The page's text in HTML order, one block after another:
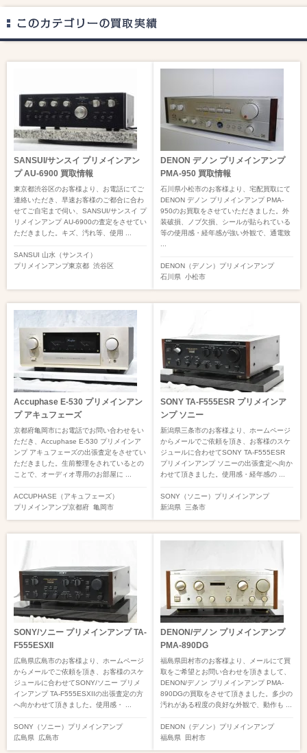
SANSUI/サンスイ プリメインアン
プ AU-6900 買取情報
東京都渋谷区のお客様より、お電話にてご
連絡いただき、早速お客様のご都合に合わ
せてご自宅まで伺い、SANSUI/サンスイ プ
リメインアンプ AU-6900の査定をさせてい
ただきました。キズ、汚れ等、使用 ...
SANSUI 山水（サンスイ）
プリメインアンプ東京都 渋谷区
DENON デノン プリメインアンプ
PMA-950 買取情報
石川県小松市のお客様より、宅配買取にて
DENON デノン プリメインアンプ PMA-
950のお買取をさせていただきました。外
装破損、ノブ欠損、シールが貼られている
等の使用感・経年感が強い外観で、通電致
DENON（デノン） プリメインアンプ
石川県 小松市
Accuphase E-530 プリメインアン
プ アキュフェーズ
京都府亀岡市にお電話でお問い合わせをい
ただき、Accuphase E-530 プリメインア
ンプ アキュフェーズの出張査定をさせてい
ただきました。生前整理をされているとの
ことで、オーディオ専用のお部屋に ...
ACCUPHASE（アキュフェーズ）
プリメインアンプ京都府 亀岡市
SONY TA-F555ESR プリメインア
ンプ ソニー
新潟県三条市のお客様より、ホームページ
からメールでご依頼を頂き、お客様のスケ
ジュールに合わせてSONY TA-F555ESR
プリメインアンプ ソニーの出張査定へ向か
わせて頂きました。使用感・経年感の ...
SONY（ソニー） プリメインアンプ
新潟県
三条市
SONY/ソニー プリメインアンプ TA-
F555ESXII
広島県広島市のお客様より、ホームページ
からメールでご依頼を頂き、お客様のスケ
ジュールに合わせてSONY/ソニー プリメ
インアンプ TA-F555ESXIIの出張査定の方
へ向かわせて頂きました。使用感・ ...
SONY（ソニー） プリメインアンプ
広島県
広島市
DENON/デノン プリメインアンプ
PMA-890DG
福島県田村市のお客様より、メールにて買
取をご希望とお問い合わせを頂きまして、
DENON/デノン プリメインアンプ PMA-
890DGの買取をさせて頂きました。多少の
汚れがある程度の良好な外観で、動作も ...
DENON（デノン） プリメインアンプ
福島県
田村市